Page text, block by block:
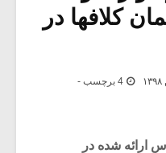
کلافها در
4 برچسب -
ارائه شده در